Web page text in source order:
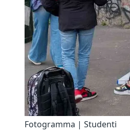
Fotogramma | Studenti